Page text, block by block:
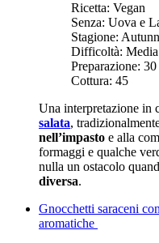
Ricetta: Vegan
Senza: Uova e
Stagione:
Difficoltà: Media
Preparazione: 30
Cottura: 45
Una interpretazione in
salata,
nell’impasto e alla
formaggi e qualche
nulla un ostacolo
diversa.
Gnocchetti saraceni
aromatiche